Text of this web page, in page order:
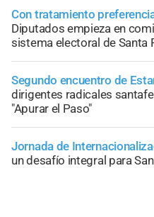
Con tratamiento
Diputados empieza en
sistema electoral de Santa
Segundo encuentro de
dirigentes radicales
"Apurar el Paso"
Jornada de
un desafío integral para